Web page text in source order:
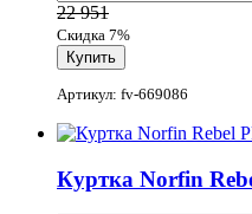
22 951
Скидка 7%
Артикул: fv-669086
Куртка Norfin